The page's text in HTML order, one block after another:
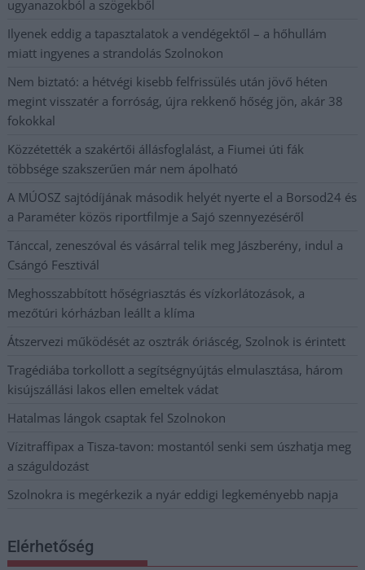
ugyanazokból a szögekből
Ilyenek eddig a tapasztalatok a vendégektől – a hőhullám
miatt ingyenes a strandolás Szolnokon
Nem biztató: a hétvégi kisebb felfrissülés után jövő héten
megint visszatér a forróság, újra rekkenő hőség jön, akár 38
fokokkal
Közzétették a szakértői állásfoglalást, a Fiumei úti fák
többsége szakszerűen már nem ápolható
A MÚOSZ sajtódíjának második helyét nyerte el a Borsod24 és
a Paraméter közös riportfilmje a Sajó szennyezéséről
Tánccal, zeneszóval és vásárral telik meg Jászberény, indul a
Csángó Fesztivál
Meghosszabbított hőségriasztás és vízkorlátozások, a
mezőtúri kórházban leállt a klíma
Átszervezi működését az osztrák óriáscég, Szolnok is érintett
Tragédiába torkollott a segítségnyújtás elmulasztása, három
kisújszállási lakos ellen emeltek vádat
Hatalmas lángok csaptak fel Szolnokon
Vízitraffipax a Tisza-tavon: mostantól senki sem úszhatja meg
a száguldozást
Szolnokra is megérkezik a nyár eddigi legkeményebb napja
Elérhetőség